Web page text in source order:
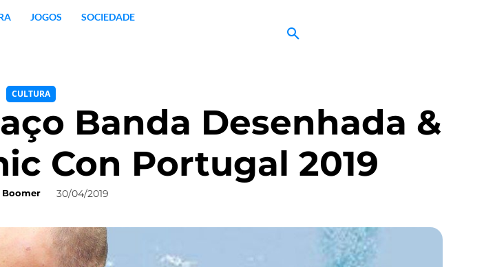
JOGOS SOCIEDADE
CULTURA
Banda Desenhada &
Con Portugal 2019
Boomer 30/04/2019